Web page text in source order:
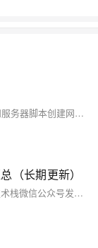
ASP.NET 是一个使用 HTML、CSS、JavaScript 和服务器脚本创建网页和网站的开发框架。
（长期更新）
Java成神之路技术整理（长期更新） 以下是Java技术栈微信公众号发布的关于 Spring/ Spring MVC/ Spring Boot/ Spring Cloud 的技术干货，本文长期更新。